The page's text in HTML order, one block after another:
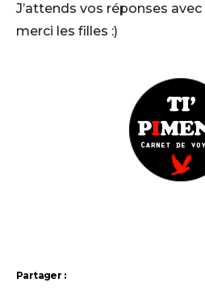
J’attends vos réponses
merci les filles :)
Partager :